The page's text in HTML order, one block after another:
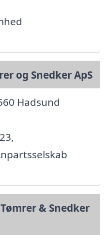
og Snedker ApS
Hadsund
& Snedker